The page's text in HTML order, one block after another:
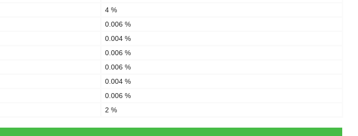
4 %
0.006 %
0.004 %
0.006 %
0.006 %
0.004 %
0.006 %
2 %